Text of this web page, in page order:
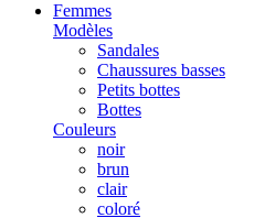
Femmes
Modèles
Sandales
Chaussures basses
Petits bottes
Bottes
Couleurs
noir
brun
clair
coloré